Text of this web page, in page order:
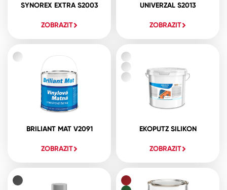
SYNOREX EXTRA S2003
ZOBRAZIT
UNIVERZAL S2013
ZOBRAZIT
BRILIANT MAT V2091
ZOBRAZIT
EKOPUTZ SILIKON
ZOBRAZIT